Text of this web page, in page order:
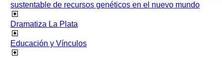
sustentable de recursos genéticos en el nuevo mundo
Dramatiza La Plata
Educación y Vínculos